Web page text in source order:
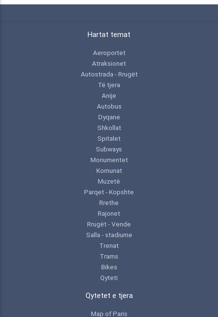
Hartat temat
Aeroportet
Atraksionet
Autostrada - Rrugët
Të tjera
Anije
Autobus
Dyqane
Shkollat
Spitalet
Subways
Monumentet
Komunat
Muzetë
Parqet - Kopshte
Rrethe
Rajonet
Rrugët - Vende
Salla - stadiume
Trenat
Trams
Bikes
Qyteti
Qytetet e tjera
Map of Paris